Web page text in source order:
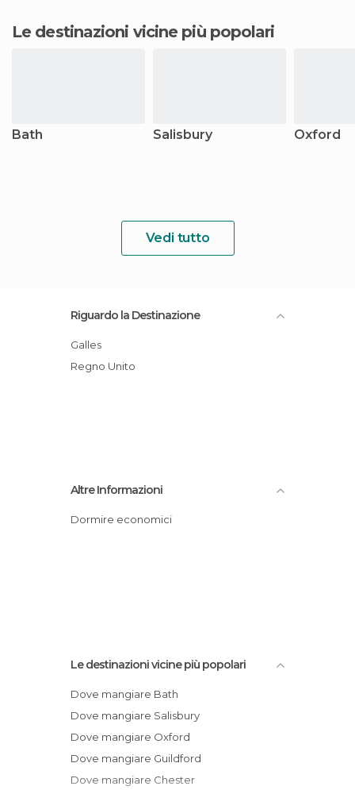
Le destinazioni vicine più popolari
Bath Salisbury Oxford
Vedi tutto
Riguardo la Destinazione
Galles
Regno Unito
Altre Informazioni
Dormire economici
Le destinazioni vicine più popolari
Dove mangiare Bath
Dove mangiare Salisbury
Dove mangiare Oxford
Dove mangiare Guildford
Dove mangiare Chester